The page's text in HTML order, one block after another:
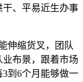
、平易近生办事
伸缩货叉，团队
布景，跟着市场
到6个月能够做一